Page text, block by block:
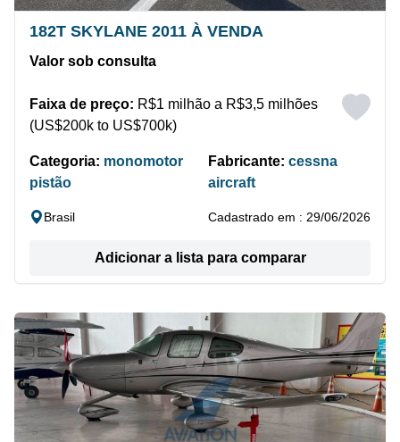
182T SKYLANE 2011 À VENDA
Valor sob consulta
Faixa de preço: R$1 milhão a R$3,5 milhões
(US$200k to US$700k)
Categoria: monomotor
pistão
Fabricante:cessna
aircraft
Brasil Cadastrado em : 29/06/2026
Adicionar a lista para comparar